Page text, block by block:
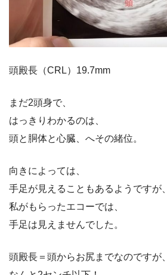
頭殿長（CRL）19.7mm
まだ2頭身で、
はっきりわかるのは、
頭と胴体と心臓、へその緒位。
向きによっては、
手足が見えることもあるようですが、
私がもらったエコーでは、
手足は見えませんでした。
頭殿長＝頭からお尻までなのですが、